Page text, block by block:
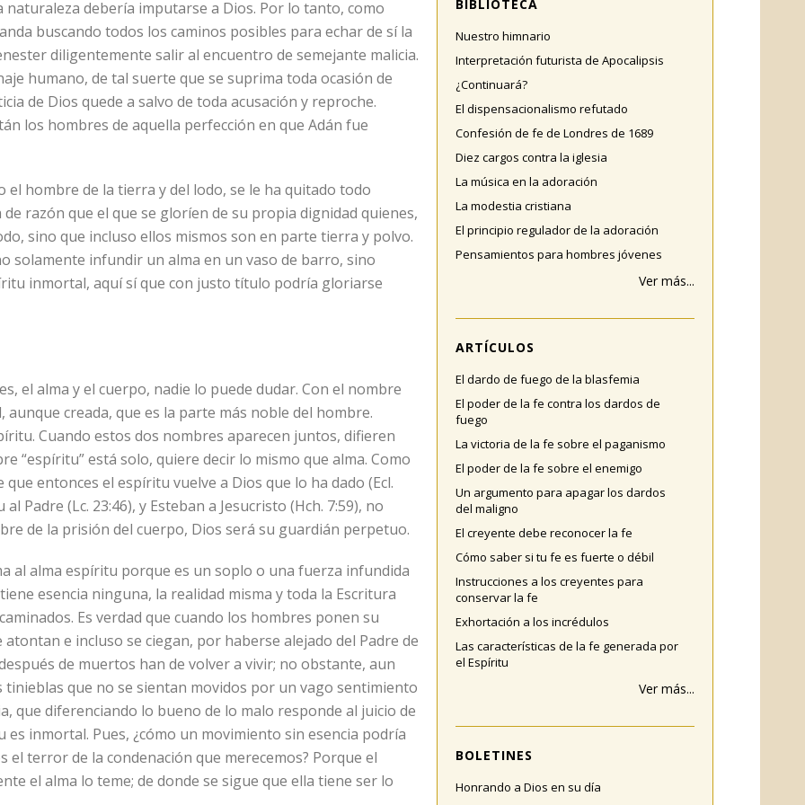
debería imputarse a Dios. Por lo tanto, como
buscando todos los caminos posibles para echar de sí la
diligentemente salir al encuentro de semejante malicia.
humano, de tal suerte que se suprima toda ocasión de
de Dios quede a salvo de toda acusación y reproche.
los hombres de aquella perfección en que Adán fue
hombre de la tierra y del lodo, se le ha quitado todo
razón que el que se gloríen de su propia dignidad quienes,
sino que incluso ellos mismos son en parte tierra y polvo.
solamente infundir un alma en un vaso de barro, sino
inmortal, aquí sí que con justo título podría gloriarse
el alma y el cuerpo, nadie lo puede dudar. Con el nombre
creada, que es la parte más noble del hombre.
Cuando estos dos nombres aparecen juntos, difieren
“espíritu” está solo, quiere decir lo mismo que alma. Como
entonces el espíritu vuelve a Dios que lo ha dado (Ecl.
Padre (Lc. 23:46), y Esteban a Jesucristo (Hch. 7:59), no
de la prisión del cuerpo, Dios será su guardián perpetuo.
al alma espíritu porque es un soplo o una fuerza infundida
esencia ninguna, la realidad misma y toda la Escritura
Es verdad que cuando los hombres ponen su
e incluso se ciegan, por haberse alejado del Padre de
de muertos han de volver a vivir; no obstante, aun
que no se sientan movidos por un vago sentimiento
que diferenciando lo bueno de lo malo responde al juicio de
inmortal. Pues, ¿cómo un movimiento sin esencia podría
terror de la condenación que merecemos? Porque el
el alma lo teme; de donde se sigue que ella tiene ser lo
BIBLIOTECA
Nuestro himnario
Interpretación futurista de Apocalipsis
¿Continuará?
El dispensacionalismo refutado
Confesión de fe de Londres de 1689
Diez cargos contra la iglesia
La música en la adoración
La modestia cristiana
El principio regulador de la adoración
Pensamientos para hombres jóvenes
Ver más...
ARTÍCULOS
El dardo de fuego de la blasfemia
El poder de la fe contra los dardos de
fuego
La victoria de la fe sobre el paganismo
El poder de la fe sobre el enemigo
Un argumento para apagar los dardos
del maligno
El creyente debe reconocer la fe
Cómo saber si tu fe es fuerte o débil
Instrucciones a los creyentes para
conservar la fe
Exhortación a los incrédulos
Las características de la fe generada por
el Espíritu
Ver más...
BOLETINES
Honrando a Dios en su día